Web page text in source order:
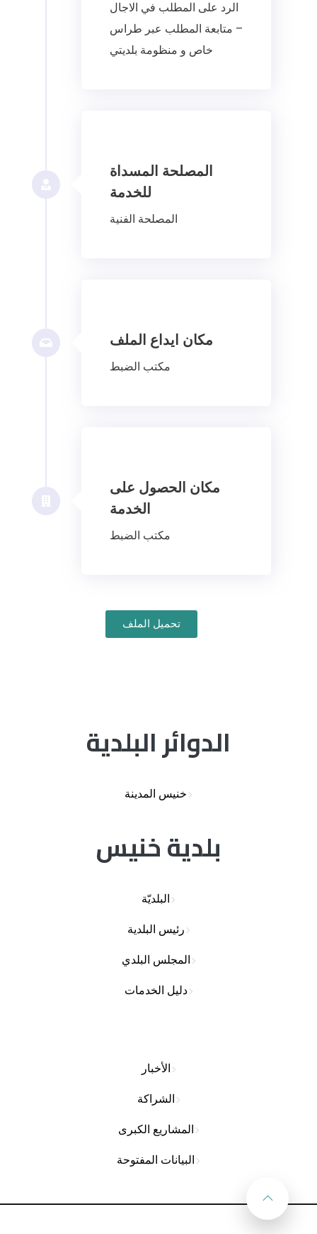
الرد على المطلب في الاجال
– متابعة المطلب عبر طراس
خاص و منظومة بلديتي
المصلحة المسداة
للخدمة
المصلحة الفنية
مكان ايداع الملف
مكتب الضبط
مكان الحصول على
الخدمة
مكتب الضبط
تحميل الملف
الدوائر البلدية
خنيس المدينة
بلدية خنيس
البلديّة
رئيس البلدية
المجلس البلدي
دليل الخدمات
الأخبار
الشراكة
المشاريع الكبرى
البيانات المفتوحة